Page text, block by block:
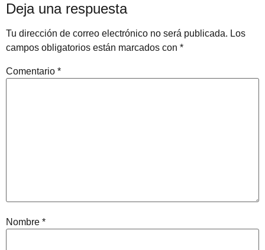
Deja una respuesta
Tu dirección de correo electrónico no será publicada. Los
campos obligatorios están marcados con *
Comentario *
Nombre *